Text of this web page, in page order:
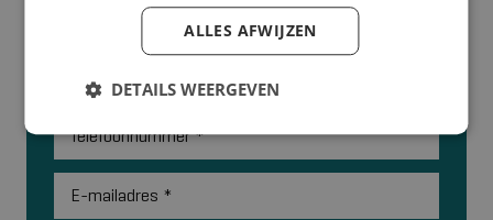
contact met je op!
Contactpersoon
Telefoonnummer *
E-mailadres *
ALLES AFWIJZEN
DETAILS WEERGEVEN